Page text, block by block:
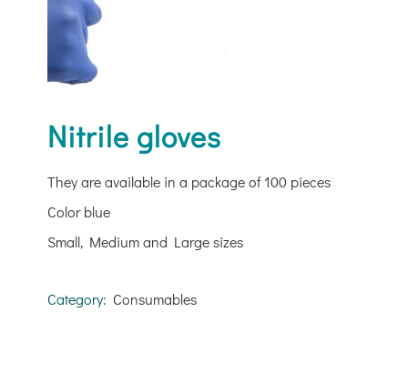
Nitrile gloves
They are available in a package of 100 pieces
Color blue
Small, Medium and Large sizes
Category: Consumables